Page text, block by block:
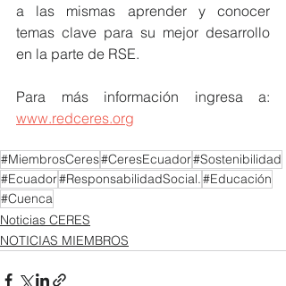
a las mismas aprender y conocer
temas clave para su mejor desarrollo
en la parte de RSE.
www.redceres.org
#MiembrosCeres#CeresEcuador#Sostenibilidad
#Ecuador#ResponsabilidadSocial.#Educación
#Cuenca
Noticias CERES
NOTICIAS MIEMBROS